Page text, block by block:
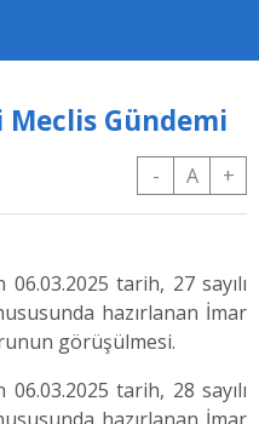
Gündemi
- A +
tarih, 27 sayılı
hazırlanan İmar
görüşülmesi.
tarih, 28 sayılı